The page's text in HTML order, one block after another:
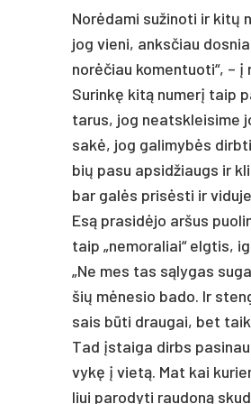
Norė­da­mi su­ži­no­ti ir kitų
jog vie­ni, anks­čiau
norė­čiau ko­men­tuo­ti“, –
Su­rinkę kitą nu­merį taip
ta­rus, jog neatsk­lei­si­me
sakė, jog ga­li­mybės
bių pa­su ap­si­džiaugs ir
bar galės pri­sėsti ir
Esą pra­si­dėjo ar­šus
taip „ne­mo­ra­liai“ elg­tis,
„Ne mes tas sąly­gas
šių mėne­sio ba­do. Ir
sais būti drau­gai, bet
Tad įstai­ga dirbs
vykę į vietą. Mat kai
liui pa­ro­dy­ti rau­doną